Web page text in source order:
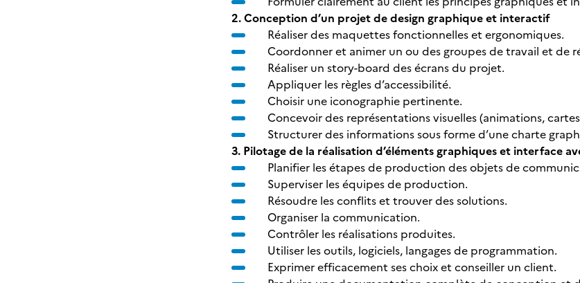
2. Conception d’un projet de design graphique et interactif
Réaliser des maquettes fonctionnelles et ergonomiques.
Coordonner et animer un ou des groupes de travail et de
Réaliser un story-board des écrans du projet.
Appliquer les règles d’accessibilité.
Choisir une iconographie pertinente.
Concevoir des représentations visuelles (animations,
Structurer des informations sous forme d’une charte
3. Pilotage de la réalisation d’éléments graphiques et interface
Planifier les étapes de production des objets de
Superviser les équipes de production.
Résoudre les conflits et trouver des solutions.
Organiser la communication.
Contrôler les réalisations produites.
Utiliser les outils, logiciels, langages de programmation.
Exprimer efficacement ses choix et conseiller un client.